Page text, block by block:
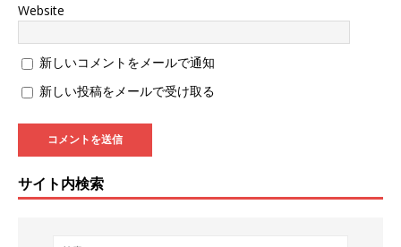
Website
新しいコメントをメールで通知
新しい投稿をメールで受け取る
サイト内検索